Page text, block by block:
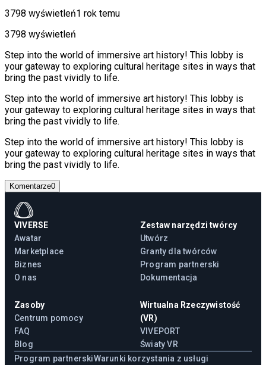
3798 wyświetleń1 rok temu
3798 wyświetleń
Step into the world of immersive art history! This lobby is
your gateway to exploring cultural heritage sites in ways that
bring the past vividly to life.
Step into the world of immersive art history! This lobby is
your gateway to exploring cultural heritage sites in ways that
bring the past vividly to life.
Step into the world of immersive art history! This lobby is
your gateway to exploring cultural heritage sites in ways that
bring the past vividly to life.
Komentarze0
VIVERSE
Awatar
Marketplace
Biznes
O nas
Zestaw narzędzi twórcy
Utwórz
Granty dla twórców
Program partnerski
Dokumentacja
Zasoby
Centrum pomocy
FAQ
Blog
Wirtualna Rzeczywistość
(VR)
VIVEPORT
Światy VR
Program partnerskiWarunki korzystania z usługi